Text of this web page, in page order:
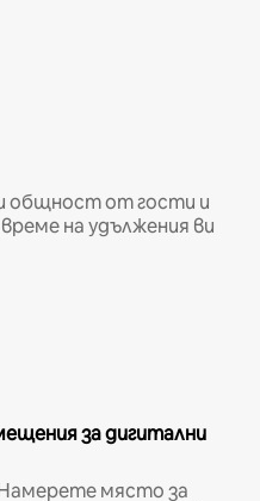
общност от гости и
на удължения ви
за дигитални
място за